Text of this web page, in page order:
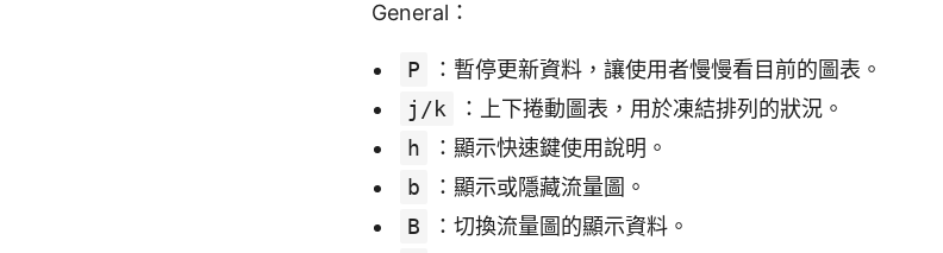
General：
P
：暫停更新資料，讓使用者慢慢看目前的圖表。
j/k
：上下捲動圖表，用於凍結排列的狀況。
h
：顯示快速鍵使用說明。
b
：顯示或隱藏流量圖。
B
：切換流量圖的顯示資料。